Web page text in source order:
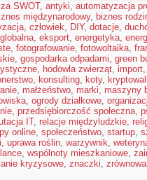
SWOT, antyki, automatyzacja
międzynarodowy, biznes
, człowiek, DIY, dotacje,
, eksport, energetyka,
, fotografowanie, fotowoltaika,
, gospodarka odpadami, green
, hodowla zwierząt, import
, konsulting, koty,
, małżeństwo, marki, maszyny
, ogrody działkowe,
, przedsiębiorczość społeczna,
IT, relacje międzyludzkie,
online, społeczeństwo, startup,
, uprawa roślin, warzywnik,
, wspólnoty mieszkaniowe,
kryzysowe, znaczki,